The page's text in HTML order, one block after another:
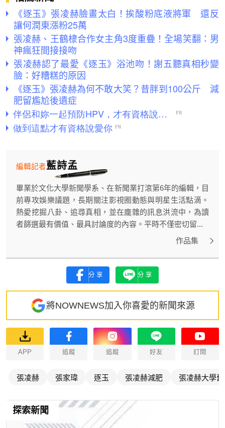
《逐玉》張凌赫臉畫太白！挨酸粉底液將軍 還反
讓何潤東漲粉25萬
張凌赫、王鶴棣合作女主角3度重疊！全場笑翻：男
神瘋狂間接接吻
張凌赫認了最愛《逐玉》浴池吻！謝五聽真相秒變
臉：好糟糕的原因
《逐玉》張凌赫為何不敢大笑？昔胖到100公斤 減
肥留尷尬後遺症
藍詩孟
編輯記者
畢業於文化大學新聞學系、在新聞業打滾第6年的編輯，目
前專攻娛樂議題，長期關注影視圈動態與明星生活點滴。
熱愛挖掘八卦、追尋真相，並在龐雜的訊息洪流中，為讀
者篩選最有價值、最具討論度的內容。平時不僅密切留...
作品集
分享 分享
將NOWNEWS加入你喜愛的新聞來源
APP 追蹤 追蹤 好友 訂閱
張凌赫 張家瑋 逐玉 張凌赫減肥 張凌赫大學
探索新聞